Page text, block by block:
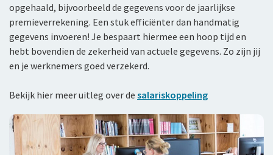
opgehaald, bijvoorbeeld de gegevens voor de jaarlijkse
premieverrekening. Een stuk efficiënter dan handmatig
gegevens invoeren! Je bespaart hiermee een hoop tijd en
hebt bovendien de zekerheid van actuele gegevens. Zo zijn jij
en je werknemers goed verzekerd.
Bekijk hier meer uitleg over de salariskoppeling